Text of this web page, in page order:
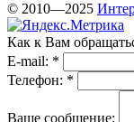
© 2010—2025
Как к Вам
E-mail: *
Телефон: *
Ваше сообщение: